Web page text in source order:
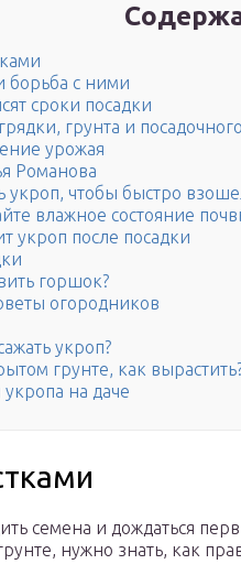
борьба с ними
сроки посадки
грунта и
урожая
Романова
укроп, чтобы быстро
влажное состояние
укроп после посадки
горшок?
огородников
укроп?
грунте, как
на даче
семена и дождаться
нужно знать, как